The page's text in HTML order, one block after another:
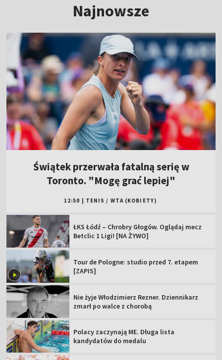
Najnowsze
Świątek przerwała fatalną serię w
Toronto. "Mogę grać lepiej"
12:50 TENIS / WTA (KOBIETY)
ŁKS Łódź – Chrobry Głogów. Oglądaj mecz
Betclic 1 Ligi! [NA ŻYWO]
Tour de Pologne: studio przed 7. etapem
[ZAPIS]
Nie żyje Włodzimierz Rezner. Dziennikarz
zmarł po walce z chorobą
Polacy zaczynają ME. Długa lista
kandydatów do medalu